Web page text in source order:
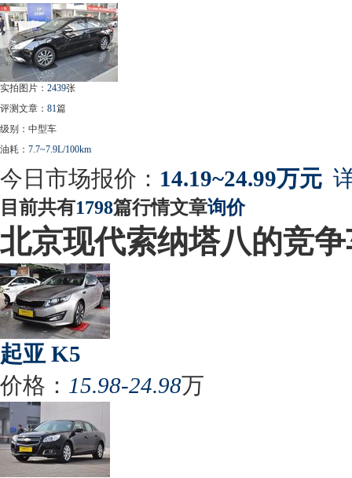
实拍图片： 2439张
评测文章： 81篇
级别：中型车
油耗： 7.7~7.9L/100km
今日市场报价： 14.19~24.99万元
目前共有1798篇行情文章询价
北京现代索纳塔八的竞
起亚 K5
价格： 15.98-24.98万